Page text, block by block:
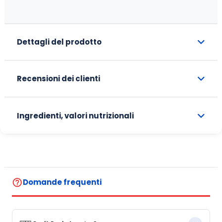
Dettagli del prodotto
Recensioni dei clienti
Ingredienti, valori nutrizionali
help_outlineDomande frequenti